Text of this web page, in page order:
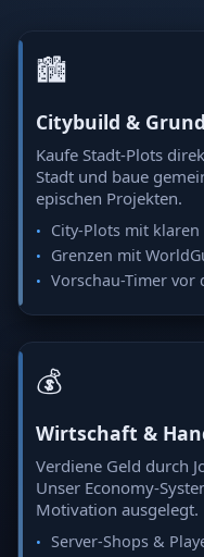
🏙️
Citybuild &
Kaufe Stadt-Plots
Stadt und baue
epischen Projekten.
City-Plots mit
Grenzen mit
Vorschau-Timer vor
💰
Wirtschaft &
Verdiene Geld durch
Unser Economy-
Motivation ausgelegt.
Server-Shops &